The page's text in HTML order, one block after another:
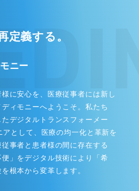
定義する。
ニー
に安心を、医療従事者には新し
ィモニーへようこそ。私たち
デジタルトランスフォーメー
として、医療の均一化と革新を
事者と患者様の間に存在する
便」をデジタル技術により「希
根本から変革します。